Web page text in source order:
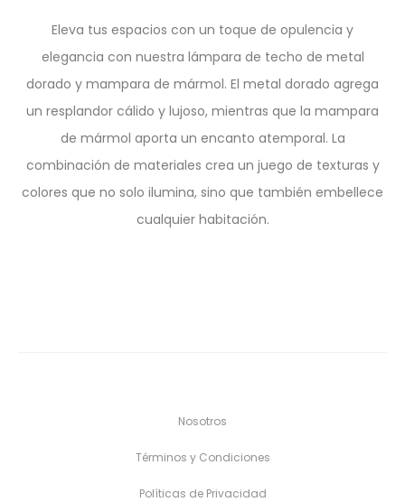
Eleva tus espacios con un toque de opulencia y
elegancia con nuestra lámpara de techo de metal
dorado y mampara de mármol. El metal dorado agrega
un resplandor cálido y lujoso, mientras que la mampara
de mármol aporta un encanto atemporal. La
combinación de materiales crea un juego de texturas y
colores que no solo ilumina, sino que también embellece
cualquier habitación.
Nosotros
Términos y Condiciones
Políticas de Privacidad